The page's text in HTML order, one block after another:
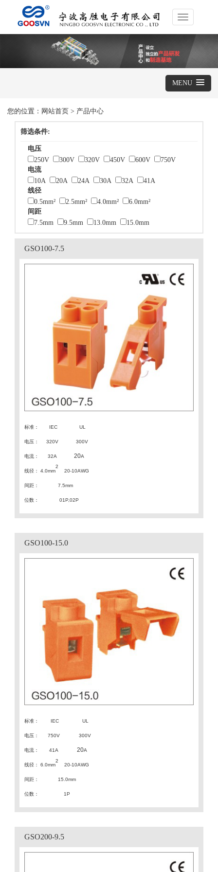
Toggle
navigation
MENU
您的位置： 网站首页 > 产品中心
筛选条件:
电压
250V
300V 320V 450V 600V
750V
电流
10A
20A 24A 30A 32A
41A
线径
0.5mm²
2.5mm² 4.0mm²
6.0mm²
间距
7.5mm
9.5mm 13.0mm 15.0mm
GSO100-7.5
标准： IEC UL
电压： 320V 300V
电流： 32A 20A
线径： 4.0mm
2
20-10AWG
间距 ： 7.5mm
位数： 01P,02P
GSO100-15.0
标准： IEC UL
电压： 750V 300V
电流： 41A 20A
线径： 6.0mm
2
20-10AWG
间距 ： 15.0mm
位数： 1P
GSO200-9.5